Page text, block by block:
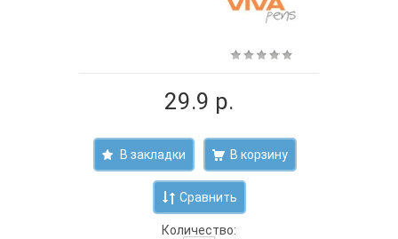
29.9 р.
В закладки
Сравнить
Количество: